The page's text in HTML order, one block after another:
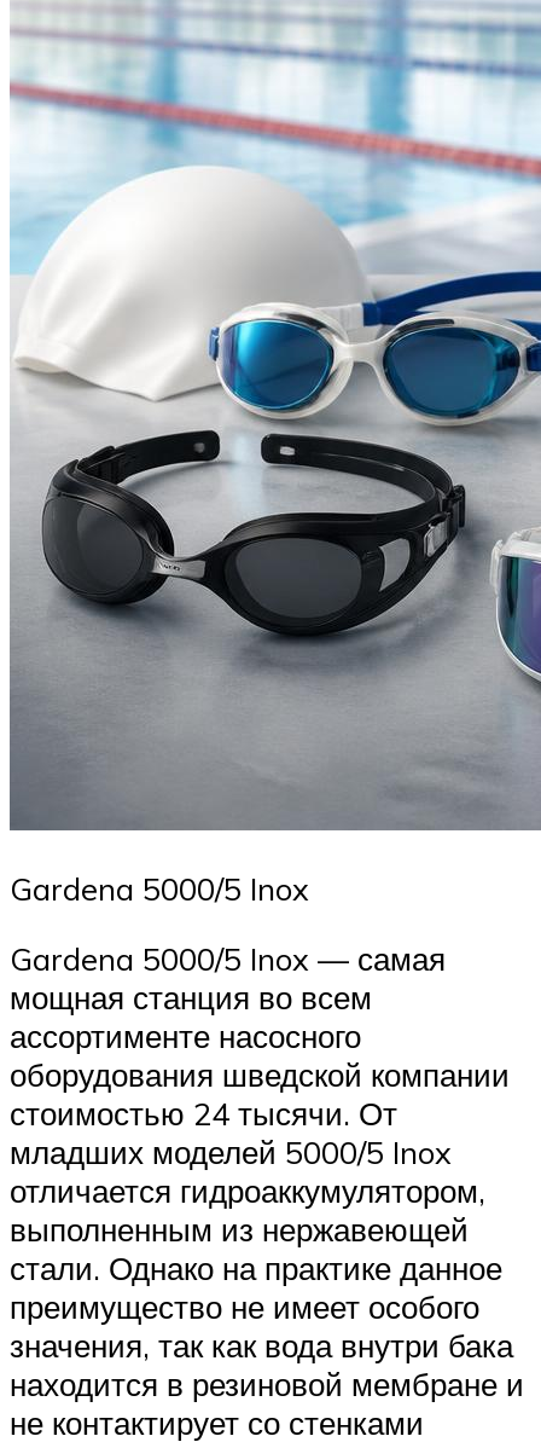
Gardena 5000/5 Inox
Gardena 5000/5 Inox — самая
мощная станция во всем
ассортименте насосного
оборудования шведской компании
стоимостью 24 тысячи. От
младших моделей 5000/5 Inox
отличается гидроаккумулятором,
выполненным из нержавеющей
стали. Однако на практике данное
преимущество не имеет особого
значения, так как вода внутри бака
находится в резиновой мембране и
не контактирует со стенками